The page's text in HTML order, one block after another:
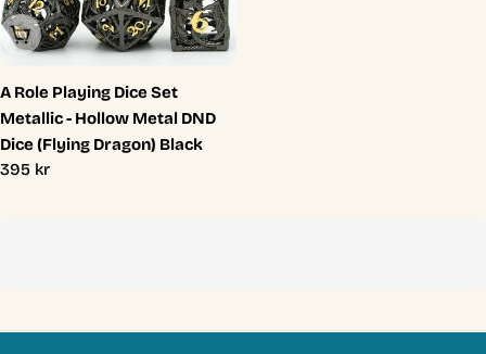
Slutsåld
A Role Playing Dice Set
Metallic - Hollow Metal DND
Dice (Flying Dragon) Black
Ordinarie
395 kr